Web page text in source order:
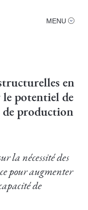
MENU
en
le potentiel de
de production
la nécessité des
pour augmenter
de